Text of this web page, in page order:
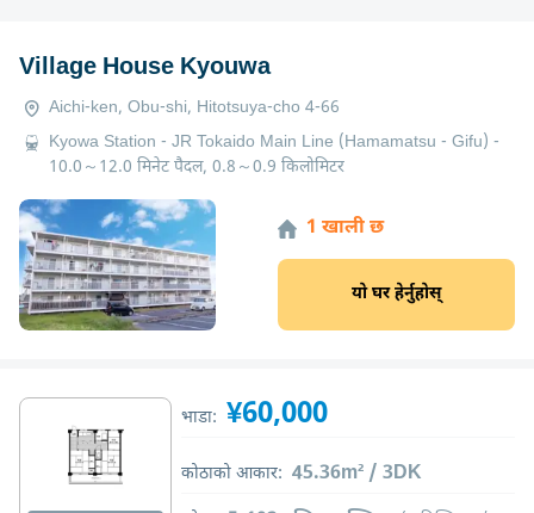
Village House Kyouwa
Aichi-ken, Obu-shi, Hitotsuya-cho 4-66
Kyowa Station - JR Tokaido Main Line (Hamamatsu - Gifu) -
10.0～12.0 मिनेट पैदल, 0.8～0.9 किलोमिटर
1 खाली छ
यो घर हेर्नुहोस्
भाडा: ¥60,000
कोठाको आकार: 45.36m² / 3DK